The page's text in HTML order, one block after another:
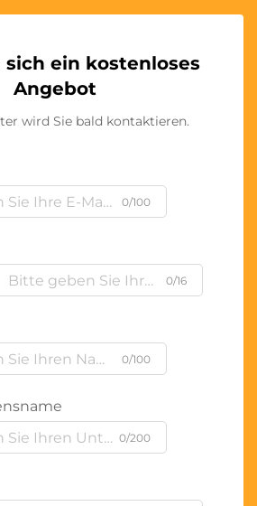
sich ein kostenloses
Angebot
wird Sie bald kontaktieren.
0/100
0/16
0/100
0/200